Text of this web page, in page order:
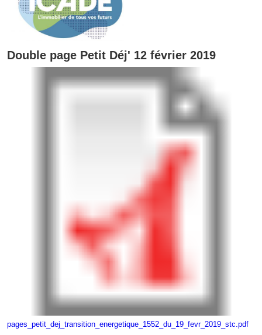
Double page Petit Déj' 12 février 2019
pages_petit_dej_transition_energetique_1552_du_19_fevr_2019_stc.pdf